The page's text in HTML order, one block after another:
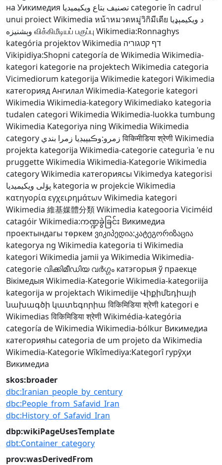
на Уикимедия تصنيف بتاع ويكيميديا categorie în cadrul
unui proiect Wikimedia หน้าหมวดหมู่วิกิมีเดีย د ويکيمېډيا
وېشنيزه விக்கிமீடியப் பகுப்பு Wikimedia:Ronnaghys
kategória projektov Wikimedia דף קטגוריה
Vikipidiya:Shopni categoría de Wikimedia Wikimedia-
kategori kategorie na projektech Wikimedia categoria
Vicimediorum kategorija Wikimedie kategori Wikimedia
категорияд Ангилал Wikimedia-Kategorie kategori
Wikimedia Wikimedia-kategoryWikimediako kategoria
tudalen categori Wikimedia Wikimedia-luokka tumbung
Wikimedia Kategoriya ning Wikimedia Wikimedia
category زمرو:وڪيپيڊيا زمرا بندي विकिमीडिया श्रेणीWikimedia
projekta kategorija Wikimedia-categorie categurìa 'e nu
pruggette Wikimedia Wikimedia-KategorieWikimedia
categoryWikimedia категориясы Vikimedya kategorisi
پۆلی ویکیمیدیا kategoria w projekcie Wikimedia
κατηγορία εγχειρημάτων Wikimedia kategori
Wikimedia 維基媒體分類Wikimedia kategooria Viciméid
catagóirWikimedia:ကဏ္ဍခွဲခြင်း Викимедиа
проектындагы төркем ვიკიპედია:კატეგორიზაცია
kategorya ng Wikimedia kategoria ti Wikimedia
kategori Wikimedia jamii ya Wikimedia Wikimedia-
categorie വിക്കിമീഡിയ വർഗ്ഗം катэгорыя ў праекце
Вікімедыя Wikimedia-KategorieWikimedia-kategoriija
kategorija w projektach WikimedijeՎիքիմեդիայի
նախագծի կատեգորիա विकिमिडिया श्रेणी kategori e
Wikimedias विकिमिडिया श्रेणीWikimédia-kategória
categoría de Wikimedia Wikimedia-bólkur Викимедиа
категорияһы categoria de um projeto da Wikimedia
Wikimedia-KategorieWîkîmediya:Kategorî гурӯҳи
Викимедиа
skos:broader
dbc:Iranian_people_by_century
dbc:People_from_Safavid_Iran
dbc:History_of_Safavid_Iran
dbp:wikiPageUsesTemplate
dbt:Container_category
prov:wasDerivedFrom